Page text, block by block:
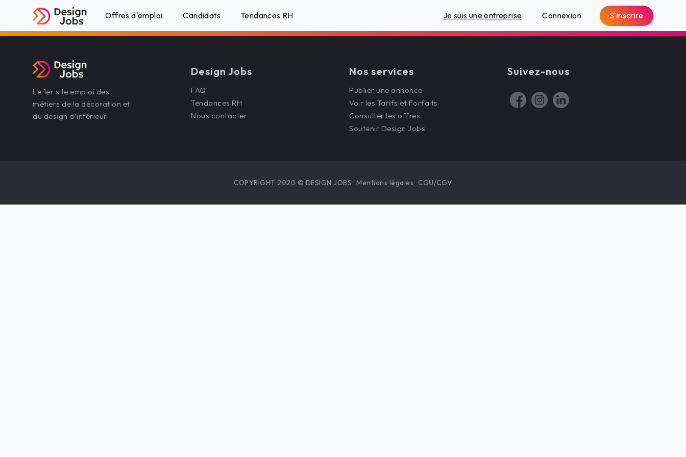
Offres d'emploi Candidats Tendances RH Je suis une entreprise Connexion S'inscrire
Le 1er site emploi des
métiers de la décoration et
du design d’intérieur
Design Jobs
FAQ
Tendances RH
Nous contacter
Nos services
Publier une annonce
Voir les Tarifs et Forfaits
Consulter les offres
Soutenir Design Jobs
Suivez-nous
COPYRIGHT 2020 © DESIGN JOBS Mentions légales CGU/CGV